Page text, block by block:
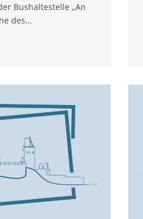
Bushaltestelle „An
des…